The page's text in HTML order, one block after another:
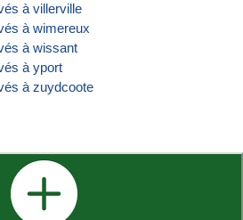
à villerville
à wimereux
à wissant
à yport
à zuydcoote
